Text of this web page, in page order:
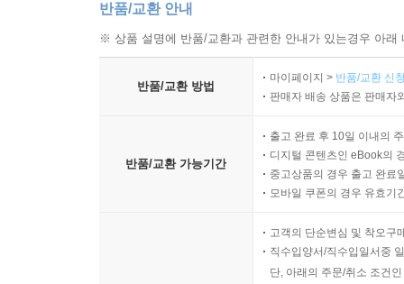
반품/교환 안내
※ 상품 설명에 반품/교환과 관련한 안내가 있는경우 아
반품/교환 방법
마이페이지 > 반품/교환 신
판매자 배송 상품은 판매자
반품/교환 가능기간
출고 완료 후 10일 이내의
디지털 콘텐츠인 eBook의
중고상품의 경우 출고 완료
모바일 쿠폰의 경우 유효기
고객의 단순변심 및 착오구
직수입양서/직수입일서중
단, 아래의 주문/취소 조건